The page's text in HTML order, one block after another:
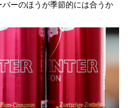
ーのほうが季節的には合うか